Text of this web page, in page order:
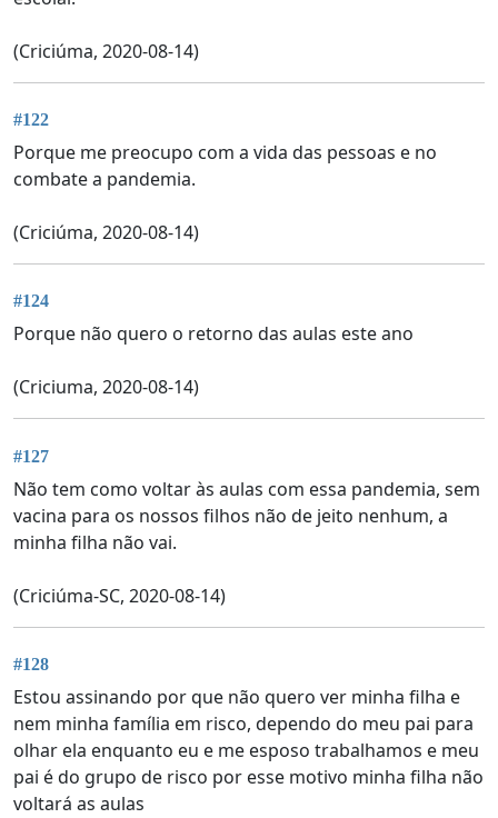
(Criciúma, 2020-08-14)
#122
Porque me preocupo com a vida das pessoas e no
combate a pandemia.
(Criciúma, 2020-08-14)
#124
Porque não quero o retorno das aulas este ano
(Criciuma, 2020-08-14)
#127
Não tem como voltar às aulas com essa pandemia, sem
vacina para os nossos filhos não de jeito nenhum, a
minha filha não vai.
(Criciúma-SC, 2020-08-14)
#128
Estou assinando por que não quero ver minha filha e
nem minha família em risco, dependo do meu pai para
olhar ela enquanto eu e me esposo trabalhamos e meu
pai é do grupo de risco por esse motivo minha filha não
voltará as aulas